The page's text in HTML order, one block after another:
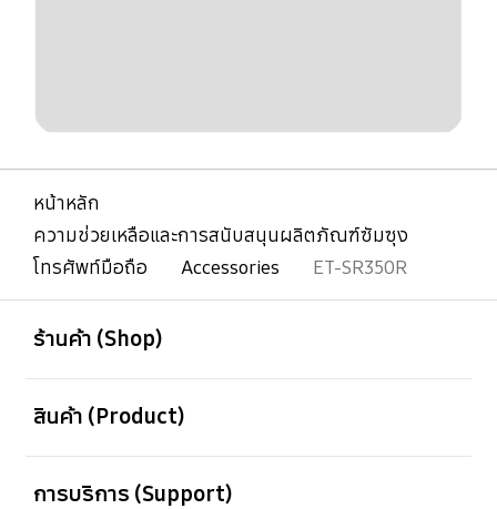
หน้าหลัก
ความช่วยเหลือและการสนับสนุนผลิตภัณฑ์ซัมซุง
โทรศัพท์มือถือ
Accessories ET-SR350R
ร้านค้า (Shop)
สินค้า (Product)
การบริการ (Support)